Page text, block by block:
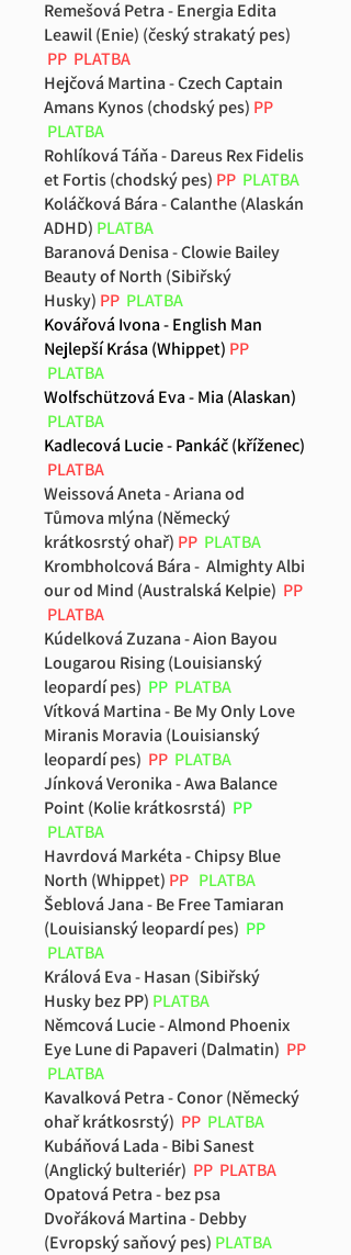
Remešová Petra - Energia Edita
Leawil (Enie) (český strakatý pes)
PP PLATBA
Hejčová Martina - Czech Captain
Amans Kynos (chodský pes) PP
PLATBA
Rohlíková Táňa - Dareus Rex Fidelis
et Fortis (chodský pes) PP PLATBA
Koláčková Bára - Calanthe (Alaskán
ADHD) PLATBA
Baranová Denisa - Clowie Bailey
Beauty of North (Sibiřský
Husky) PP PLATBA
Kovářová Ivona - English Man
Nejlepší Krása (Whippet) PP
PLATBA
Wolfschützová Eva - Mia (Alaskan)
PLATBA
Kadlecová Lucie - Pankáč (kříženec)
PLATBA
Weissová Aneta - Ariana od
Tůmova mlýna (Německý
krátkosrstý ohař) PP PLATBA
Krombholcová Bára - Almighty Albi
our od Mind (Australská Kelpie) PP
PLATBA
Kúdelková Zuzana - Aion Bayou
Lougarou Rising (Louisianský
leopardí pes) PP PLATBA
Vítková Martina - Be My Only Love
Miranis Moravia (Louisianský
leopardí pes) PP PLATBA
Jínková Veronika - Awa Balance
Point (Kolie krátkosrstá) PP
PLATBA
Havrdová Markéta - Chipsy Blue
North (Whippet) PP PLATBA
Šeblová Jana - Be Free Tamiaran
(Louisianský leopardí pes) PP
PLATBA
Králová Eva - Hasan (Sibiřský
Husky bez PP) PLATBA
Němcová Lucie - Almond Phoenix
Eye Lune di Papaveri (Dalmatin) PP
PLATBA
Kavalková Petra - Conor (Německý
ohař krátkosrstý) PP PLATBA
Kubáňová Lada - Bibi Sanest
(Anglický bulteriér) PP PLATBA
Opatová Petra - bez psa
Dvořáková Martina - Debby
(Evropský saňový pes) PLATBA